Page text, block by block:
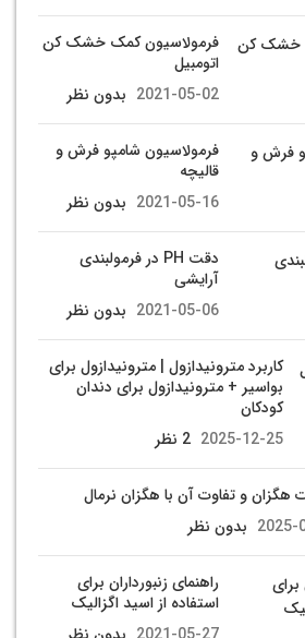
فرمولاسیون کمک خشک کن
اتومبیل
2021-05-02 بدون نظر
فرمولاسیون شامپو فرش و
قالیچه
2021-05-16 بدون نظر
دقت PH در فرمولبندی
آرایشی
2021-05-06 بدون نظر
کاربرد مترونیدازول | مترونیدازول برای
بواسیر + مترونیدازول برای دندان
کودکان
2025-12-25 2 نظر
هگزان و تفاوت آن با هگزان نرمال
2025- بدون نظر
راهنمای زنبورداران برای
استفاده از اسید اگزالیک